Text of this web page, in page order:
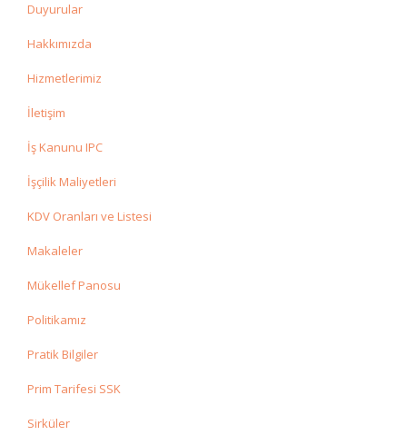
Duyurular
Hakkımızda
Hizmetlerimiz
İletişim
İş Kanunu IPC
İşçilik Maliyetleri
KDV Oranları ve Listesi
Makaleler
Mükellef Panosu
Politikamız
Pratik Bilgiler
Prim Tarifesi SSK
Sirküler